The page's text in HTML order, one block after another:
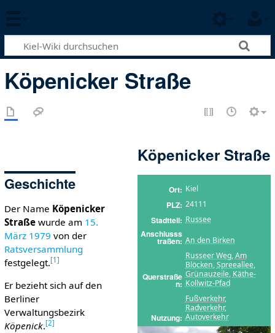
Köpenicker Straße
Köpenicker Straße
Ort Kiel
PLZ 24111
Stadtteil Russee
Anschlusss
traßen An den Birken
Querstraße
n
Russeer Weg,Am
Blöcken,Spreeallee,
Grünauzeile, Käthe-
Kollwitz-Pfad
Nutzung
Fußverkehr,
Radverkehr,
Autoverkehr
Geschichte
Der Name Köpenicker
Straßewurde am 15.
März 1979 von der
Ratsversammlung
festgelegt.[1 ]
Er bezieht sich auf den
Berliner
Verwaltungsbezirk
Köpenick.[2]